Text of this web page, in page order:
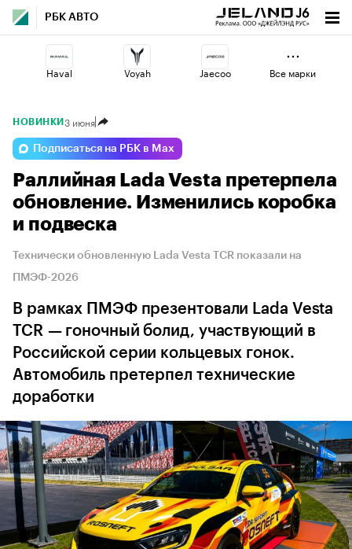
РБК АВТО
Haval Voyah Jaecoo
Volga
Lada Omoda Geely
Все марки
НОВИНКИ 3 июня
Подписаться на РБК в Max
Раллийная Lada Vesta претерпела
обновление. Изменились коробка
и подвеска
Технически обновленную Lada Vesta TCR показали на
ПМЭФ-2026
В рамках ПМЭФ презентовали Lada Vesta
TCR — гоночный болид, участвующий в
Российской серии кольцевых гонок.
Автомобиль претерпел технические
доработки